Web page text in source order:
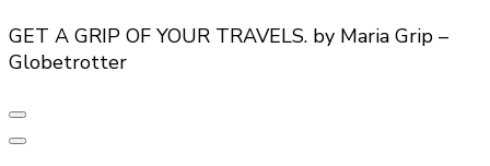
GET A GRIP OF YOUR TRAVELS. by Maria Grip –
Globetrotter